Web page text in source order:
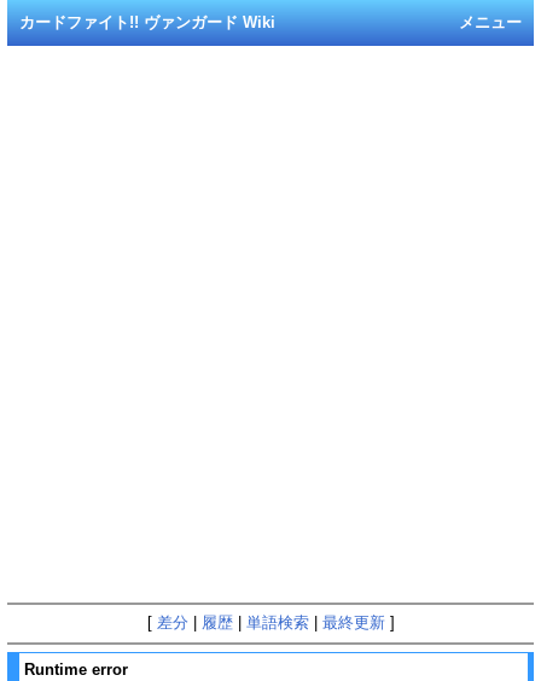
メニュー
カードファイト!! ヴァンガード Wiki
[ 差分 履歴| 単語検索| 最終更新]
Runtime error